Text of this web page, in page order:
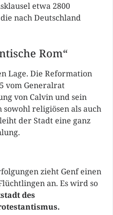
etwa 2800
nach Deutschland
Rom“
Lage. Die Reformation
vom Generalrat
von Calvin und sein
religiösen als auch
der Stadt eine ganz
zieht Genf einen
an. Es wird so
des